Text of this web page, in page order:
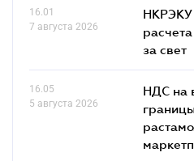
16.01
7 августа 2026
НКРЭКУ
за свет
16.05
5 августа 2026
НДС на